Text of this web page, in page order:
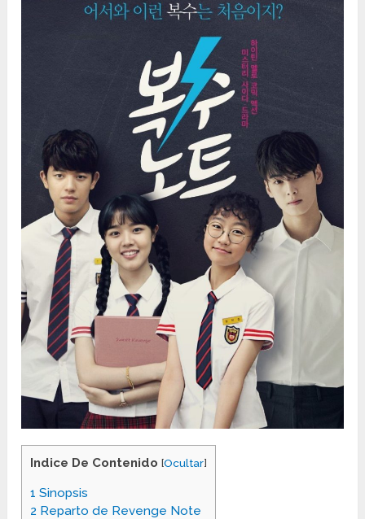
Indice De Contenido [Ocultar]
1 Sinopsis
2 Reparto de Revenge Note